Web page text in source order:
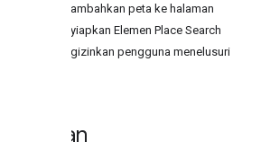
Menambahkan peta ke halaman
Menyiapkan Elemen Place Search
Mengizinkan pengguna menelusuri
Tujuan